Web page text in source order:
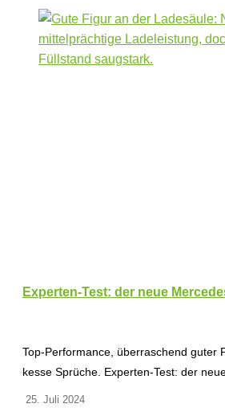
Experten-Test: der neue
Top-Performance, überraschend guter
kesse Sprüche. Experten-Test: der
25. Juli 2024